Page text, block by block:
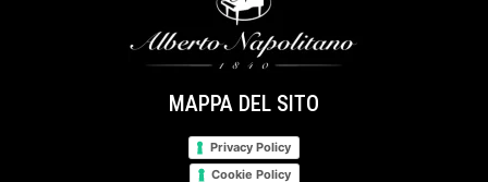
MAPPA DEL SITO
Privacy Policy
Cookie Policy